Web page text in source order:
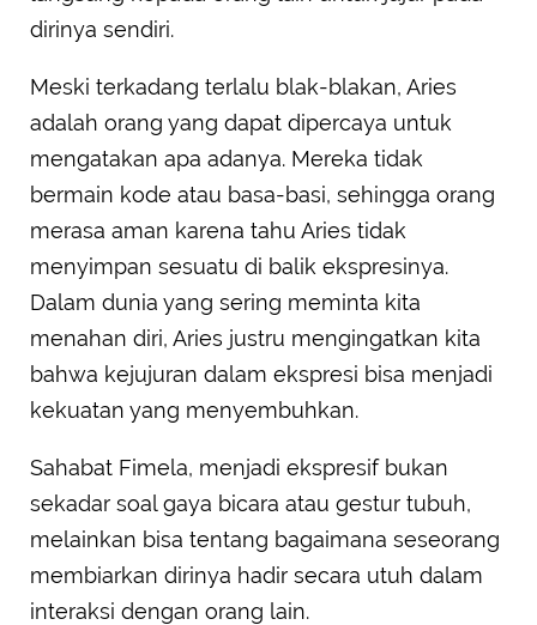
dirinya sendiri.
Meski terkadang terlalu blak-blakan, Aries
adalah orang yang dapat dipercaya untuk
mengatakan apa adanya. Mereka tidak
bermain kode atau basa-basi, sehingga orang
merasa aman karena tahu Aries tidak
menyimpan sesuatu di balik ekspresinya.
Dalam dunia yang sering meminta kita
menahan diri, Aries justru mengingatkan kita
bahwa kejujuran dalam ekspresi bisa menjadi
kekuatan yang menyembuhkan.
Sahabat Fimela, menjadi ekspresif bukan
sekadar soal gaya bicara atau gestur tubuh,
melainkan bisa tentang bagaimana seseorang
membiarkan dirinya hadir secara utuh dalam
interaksi dengan orang lain.